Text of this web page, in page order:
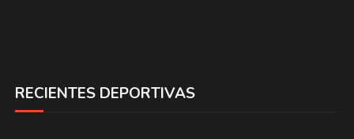
RECIENTES DEPORTIVAS